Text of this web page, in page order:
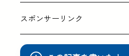
スポンサーリンク